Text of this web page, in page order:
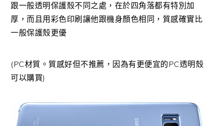
跟一般透明保護殼不同之處，在於四角落都有特別加
厚，而且用彩色印刷讓他跟機身顏色相同，質感確實比
一般保護殼更優
(PC材質。質感好但不推薦，因為有更便宜的PC透明殼
可以購買)